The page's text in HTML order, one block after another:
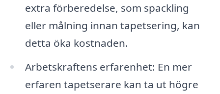
extra förberedelse, som spackling
eller målning innan tapetsering, kan
detta öka kostnaden.
Arbetskraftens erfarenhet: En mer
erfaren tapetserare kan ta ut högre